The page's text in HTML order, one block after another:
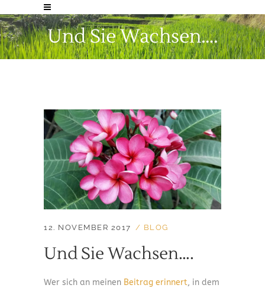
Und Sie Wachsen….
12. NOVEMBER 2017 BLOG
Und Sie Wachsen….
Wer sich an meinen Beitrag erinnert, in dem